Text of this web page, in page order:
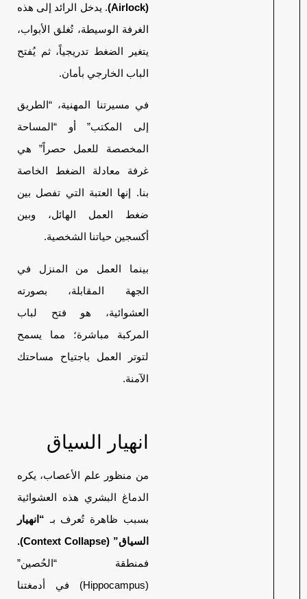
(Airlock)
. يدخل الرائد إلى هذه
الغرفة الوسيطة، تُغلق الأبواب،
يتغير الضغط تدريجياً، ثم يُفتح
الباب الخارجي بأمان.
في مسيرتنا المهنية، “الطريق
إلى المكتب” أو “المساحة
المخصصة للعمل حصراً” هي
غرفة معادلة الضغط الخاصة
بنا. إنها العتبة التي تفصل بين
ضغط العمل الهائل، وبين
أكسجين حياتنا الشخصية.
بينما العمل من المنزل في
الجهة المقابلة، بصورته
العشوائية، هو فتح لباب
المركبة مباشرة؛ مما يسمح
لتوتر العمل باجتياح مساحتك
الآمنة.
انهيار السياق
من منظور علم الأعصاب، يكره
الدماغ البشري هذه العشوائية
بسبب ظاهرة تُعرف بـ “انهيار
السياق” (Context Collapse).
فمنطقة “الحُصين”
(Hippocampus) في أدمغتنا